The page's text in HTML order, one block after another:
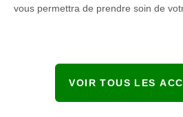
vous permettra de prendre soin de
VOIR TOUS LES